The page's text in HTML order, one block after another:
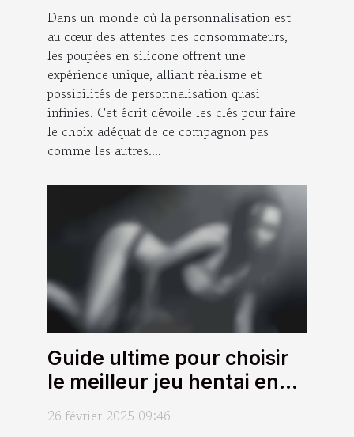
Dans un monde où la personnalisation est
au cœur des attentes des consommateurs,
les poupées en silicone offrent une
expérience unique, alliant réalisme et
possibilités de personnalisation quasi
infinies. Cet écrit dévoile les clés pour faire
le choix adéquat de ce compagnon pas
comme les autres....
Guide ultime pour choisir
le meilleur jeu hentai en
ligne
26 février 2025 09:46